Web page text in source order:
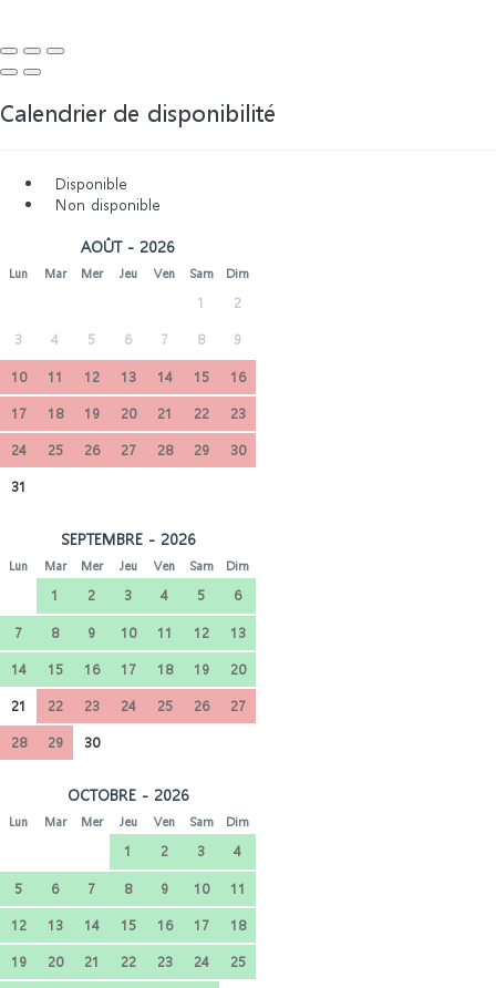
Calendrier de disponibilité
Disponible
Non disponible
AOÛT - 2026
Lun Mar Mer Jeu Ven Sam Dim
1 2
3 4 5 6 7 8 9
10 11 12 13 14 15
16
17
18 19 20 21 22
23
24
25 26 27 28 29
30
31
SEPTEMBRE - 2026
Lun Mar Mer Jeu Ven Sam Dim
1 2 3 4 5
6
7
8 9 10 11 12
13
14
15 16 17 18 19
20
21
22 23 24 25 26
27
28
29 30
OCTOBRE - 2026
Lun Mar Mer Jeu Ven Sam Dim
1 2 3
4
5
6 7 8 9 10
11
12
13 14 15 16 17
18
19
20 21 22 23 24
25